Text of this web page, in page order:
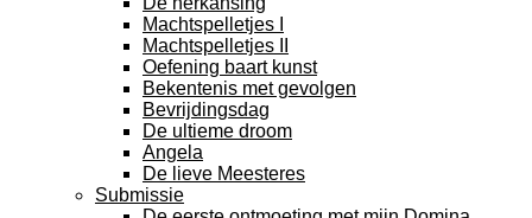
Machtspelletjes I
Machtspelletjes II
Oefening baart kunst
Bekentenis met gevolgen
Bevrijdingsdag
De ultieme droom
Angela
De lieve Meesteres
Submissie